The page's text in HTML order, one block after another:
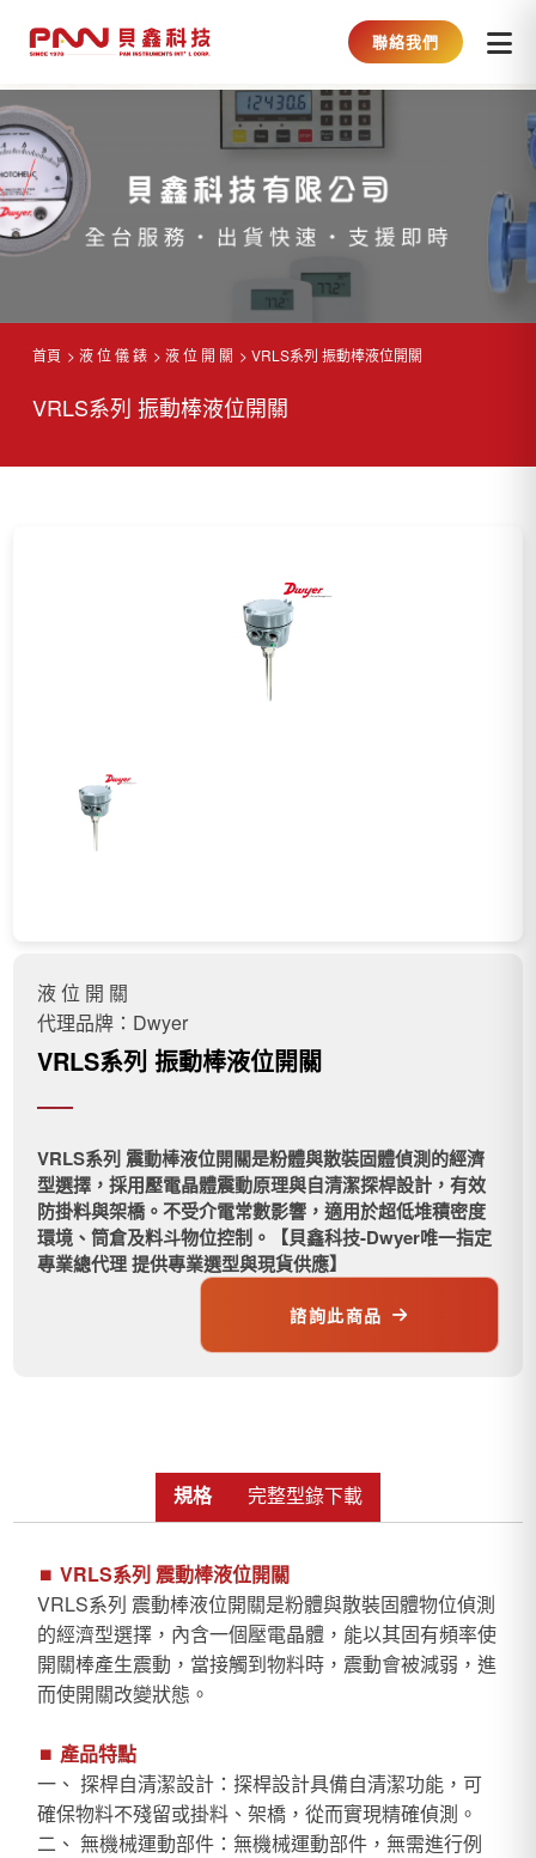
聯絡我們
首頁 液 位 儀 錶 液 位 開 關 VRLS系列 振動棒液位開關
VRLS系列 振動棒液位開關
液 位 開 關
代理品牌：Dwyer
VRLS系列 振動棒液位開關
VRLS系列 震動棒液位開關是粉體與散裝固體偵測的經濟
型選擇，採用壓電晶體震動原理與自清潔探桿設計，有效
防掛料與架橋。不受介電常數影響，適用於超低堆積密度
環境、筒倉及料斗物位控制。【貝鑫科技-Dwyer唯一指定
專業總代理 提供專業選型與現貨供應】
諮詢此商品
規格 完整型錄下載
⏹︎VRLS系列 震動棒液位開關
VRLS系列 震動棒液位開關是粉體與散裝固體物位偵測
的經濟型選擇，內含一個壓電晶體，能以其固有頻率使
開關棒產生震動，當接觸到物料時，震動會被減弱，進
而使開關改變狀態。
⏹︎ 產品特點
一、 探桿自清潔設計：探桿設計具備自清潔功能，可
確保物料不殘留或掛料、架橋，從而實現精確偵測。
二、 無機械運動部件：無機械運動部件，無需進行例